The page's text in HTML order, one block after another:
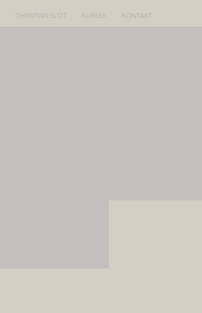
CHRISTIAN SLOT KURSER KONTAKT